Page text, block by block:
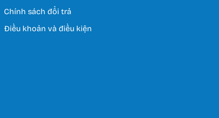
Chính sách đổi trả
Điều khoản và điều kiện